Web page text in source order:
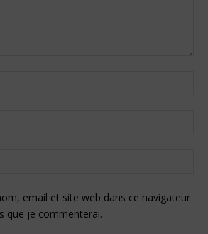
email et site web dans ce navigateur
que je commenterai.